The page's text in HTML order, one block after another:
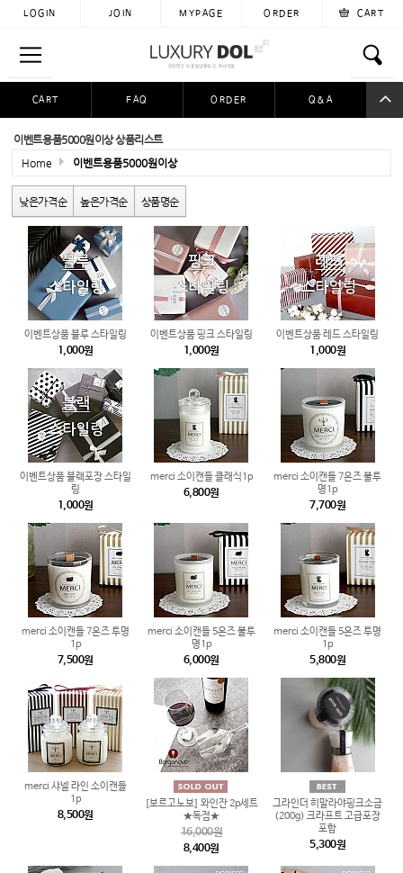
LOGIN JOIN MYPAGE ORDER CART
CART FAQ ORDER Q&A
공동구매 이용후기
이벤트용품5000원이상 상품리스트
Home
이벤트용품5000원이상
낮은가격순 높은가격순 상품명순
이벤트상품 블루 스타일링
1,000원
이벤트상품 핑크 스타일링
1,000원
이벤트상품 레드 스타일링
1,000원
이벤트상품 블랙포장 스타일
링
1,000원
merci 소이캔들 클래식1p
6,800원
merci 소이캔들 7온즈 불투
명1p
7,700원
merci 소이캔들 7온즈 투명
1p
7,500원
merci 소이캔들 5온즈 불투
명1p
6,000원
merci 소이캔들 5온즈 투명
1p
5,800원
merci 샤넬 라인 소이캔들
1p
8,500원
[보르고노보] 와인잔 2p세트
★독점★
16,000원
8,400원
그라인더 히말라야핑크소금
(200g) 크라프트 고급포장
포함
5,300원